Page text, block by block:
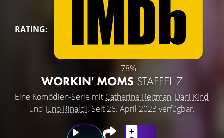
RATING:
78%
WORKIN' MOMS STAFFEL 7
Eine Komödien-Serie mit Catherine Reitman, Dani Kind
und Juno Rinaldi. Seit 26. April 2023 verfügbar.